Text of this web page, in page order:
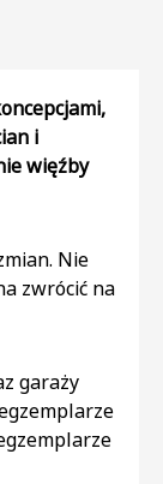
i
więźby
Nie
zwrócić na
garaży